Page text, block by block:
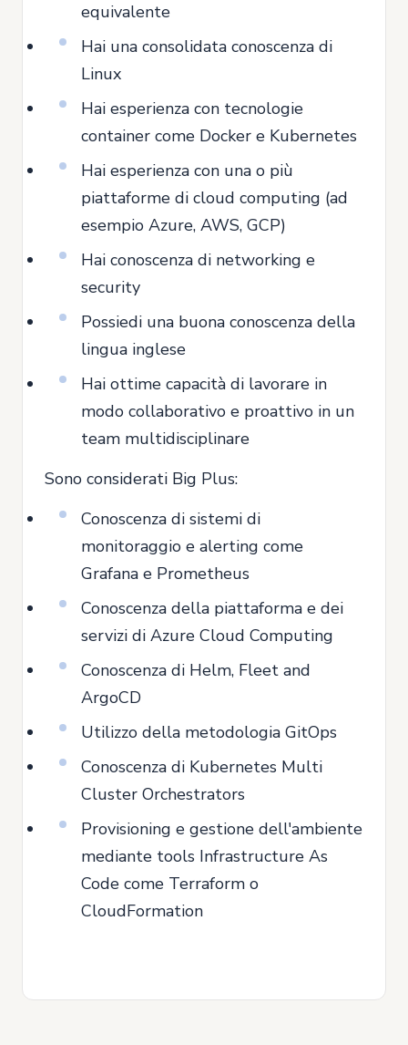
equivalente
Hai una consolidata conoscenza di
Linux
Hai esperienza con tecnologie
container come Docker e Kubernetes
Hai esperienza con una o più
piattaforme di cloud computing (ad
esempio Azure, AWS, GCP)
Hai conoscenza di networking e
security
Possiedi una buona conoscenza della
lingua inglese
Hai ottime capacità di lavorare in
modo collaborativo e proattivo in un
team multidisciplinare
Sono considerati Big Plus:
Conoscenza di sistemi di
monitoraggio e alerting come
Grafana e Prometheus
Conoscenza della piattaforma e dei
servizi di Azure Cloud Computing
Conoscenza di Helm, Fleet and
ArgoCD
Utilizzo della metodologia GitOps
Conoscenza di Kubernetes Multi
Cluster Orchestrators
Provisioning e gestione dell'ambiente
mediante tools Infrastructure As
Code come Terraform o
CloudFormation